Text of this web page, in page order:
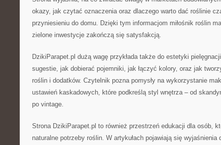
okazy, jak czytać oznaczenia oraz dlaczego warto dać roślinie
przyniesieniu do domu. Dzięki tym informacjom miłośnik roślin
zielone inwestycje zakończą się satysfakcją.
DzikiParapet.pl dużą wagę przykłada także do estetyki
sugestie, jak dobierać pojemniki, jak łączyć kolory, oraz jak
roślin i dodatków. Czytelnik pozna pomysły na wykorzystanie
ustawień kaskadowych, które podkreślą styl wnętrza – od
po vintage.
Strona DzikiParapet.pl to również przestrzeń edukacji dla osób,
naturalne potrzeby roślin. W artykułach pojawiają się wyjaśnienia